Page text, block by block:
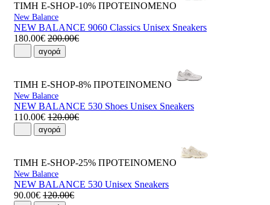
ΤΙΜΗ E-SHOP-10% ΠΡΟΤΕΙΝΟΜΕΝΟ
New Balance
NEW BALANCE 9060 Classics Unisex Sneakers
180.00€ 200.00€
αγορά
ΤΙΜΗ E-SHOP-8% ΠΡΟΤΕΙΝΟΜΕΝΟ
New Balance
NEW BALANCE 530 Shoes Unisex Sneakers
110.00€ 120.00€
αγορά
ΤΙΜΗ E-SHOP-25% ΠΡΟΤΕΙΝΟΜΕΝΟ
New Balance
NEW BALANCE 530 Unisex Sneakers
90.00€ 120.00€